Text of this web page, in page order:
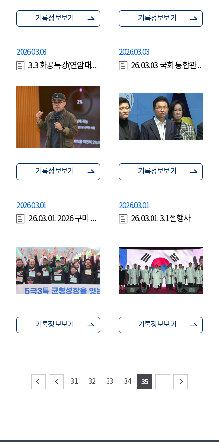
기록정보보기 기록정보보기
2026.03.03
3.3 화공특강(연암대학교 스마트원예학과 교수)
기록정보보기
2026.03.03
26.03.03 국회 통합관련 기자회견
기록정보보기
2026.03.01
26.03.01 2026 구미 박정희 마라톤대회
기록정보보기
2026.03.01
26.03.01 3.1절행사
기록정보보기
31 32 33 34 35